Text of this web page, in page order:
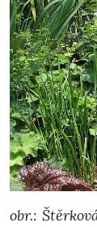
obr.: